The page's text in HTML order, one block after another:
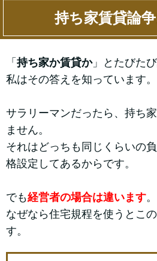
持ち家賃貸論争
「 持ち家か賃貸か」とたびた
私はその答えを知っています。
サラリーマンだったら、持ち
ません。
それはどっちも同じくらいの
格設定してあるからです。
でも経営者の場合は違います。
なぜなら住宅規程を使うとこ
す。